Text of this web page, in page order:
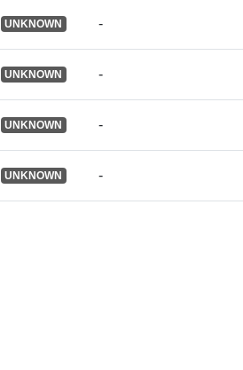
UNKNOWN -
UNKNOWN -
UNKNOWN -
UNKNOWN -
Δικαιώματα